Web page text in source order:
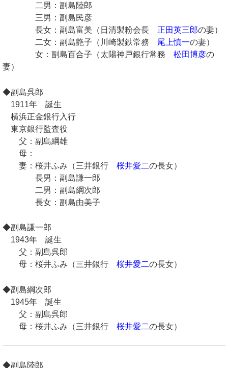
二男：副島陸郎
三男：副島民彦
長女：副島富美（日清製粉会長 正田英三郎の妻）
二女：副島艶子（川崎製鉄常務
尾上慎一の妻）
女：副島百合子（太陽神戸銀行常務 松田博彦の
妻）
◆副島呉郎
1911年 誕生
横浜正金銀行入行
東京銀行監査役
父：副島綱雄
母：
妻：桜井ふみ（三井銀行 桜井愛二の長女）
長男：副島謙一郎
二男：副島綱次郎
長女：副島由美子
◆副島謙一郎
1943年 誕生
父：副島呉郎
母：桜井ふみ（三井銀行 桜井愛二の長女）
◆副島綱次郎
1945年 誕生
父：副島呉郎
母：桜井ふみ（三井銀行 桜井愛二の長女）
◆副島陸郎